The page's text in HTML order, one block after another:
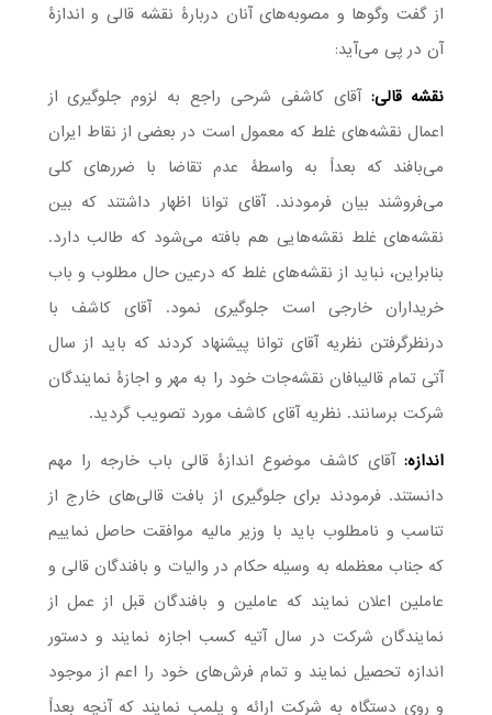
از گفت وگوها و مصوبه‌های آنان دربارۀ نقشه قالی و اندازۀ
آن در پی می‌آید:
نقشه قالی: آقای کاشفی شرحی راجع به لزوم جلوگیری از
اعمال نقشه‌های غلط که معمول است در بعضی از نقاط ایران
می‌بافند که بعداً به واسطۀ عدم تقاضا با ضررهای کلی
می‌فروشند بیان فرمودند. آقای توانا اظهار داشتند که بین
نقشه‌های غلط نقشه‌هایی هم بافته می‌شود که طالب دارد.
بنابراین، نباید از نقشه‌های غلط که درعین حال مطلوب و باب
خریداران خارجی است جلوگیری نمود. آقای کاشف با
درنظرگرفتن نظریه آقای توانا پیشنهاد کردند که باید از سال
آتی تمام قالیبافان نقشه‌جات خود را به مهر و اجازۀ نمایندگان
شرکت برسانند. نظریه آقای کاشف مورد تصویب گردید.
اندازه:آقای کاشف موضوع اندازۀ قالی باب خارجه را مهم
دانستند. فرمودند برای جلوگیری از بافت قالی‌های خارج از
تناسب و نامطلوب باید با وزیر مالیه موافقت حاصل نماییم
که جناب معظمله به وسیله حکام در والیات و بافندگان قالی و
عاملین اعلان نمایند که عاملین و بافندگان قبل از عمل از
نمایندگان شرکت در سال آتیه کسب اجازه نمایند و دستور
اندازه تحصیل نمایند و تمام فرش‌های خود را اعم از موجود
و روی دستگاه به شرکت ارائه و پلمب نمایند که آنچه بعداً